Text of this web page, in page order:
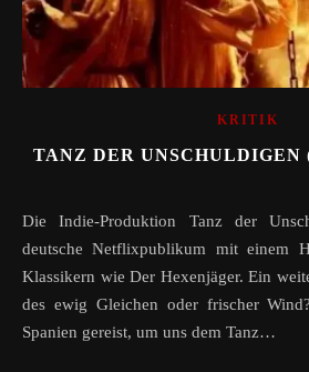
KRITIK
TANZ DER UNSCHULDIGEN
Die Indie-Produktion Tanz der Unschuldigen beglückt das
deutsche Netflixpublikum mit einem
Klassikern wie Der Hexenjäger. Ein
des ewig Gleichen oder frischer
Spanien gereist, um uns dem Tanz…